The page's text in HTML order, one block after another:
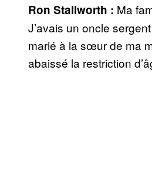
Ron Stallworth : Ma
J’avais un oncle
marié à la sœur de ma
abaissé la restriction